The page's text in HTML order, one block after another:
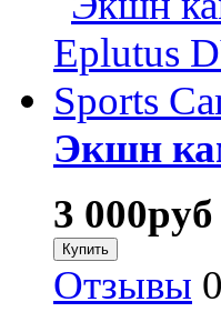
Экшн
3 000руб
Отзывы 0